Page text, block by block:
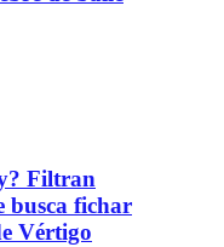
Filtran
busca fichar
Vértigo